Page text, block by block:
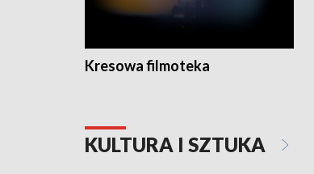
Kresowa filmoteka
KULTURA I SZTUKA